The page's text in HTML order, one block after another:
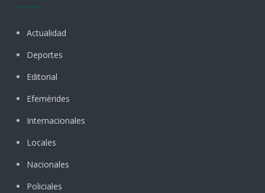
Actualidad
Deportes
Editorial
Efemérides
Internacionales
Locales
Nacionales
Policiales